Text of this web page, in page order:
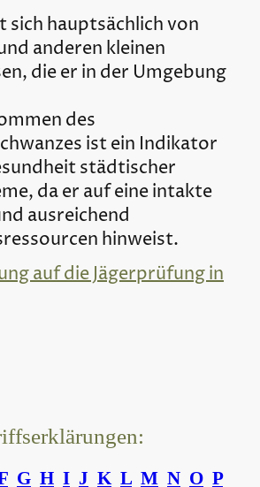
sich hauptsächlich von
anderen kleinen
die er in der Umgebung
des
ist ein Indikator
städtischer
da er auf eine intakte
ausreichend
hinweist.
auf die Jägerprüfung in
G H I J K L M N O P